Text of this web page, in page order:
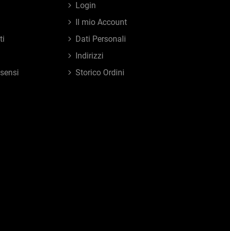
Login
Il mio Account
Dati Personali
Indirizzi
Storico Ordini